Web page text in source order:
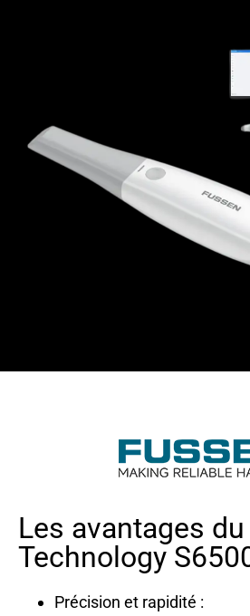
Les avantages
Technology
Précision et rapidité :